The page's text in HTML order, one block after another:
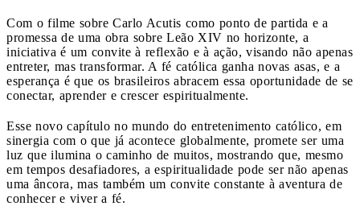
Com o filme sobre Carlo Acutis como ponto de partida e a
promessa de uma obra sobre Leão XIV no horizonte, a
iniciativa é um convite à reflexão e à ação, visando não apenas
entreter, mas transformar. A fé católica ganha novas asas, e a
esperança é que os brasileiros abracem essa oportunidade de se
conectar, aprender e crescer espiritualmente.
Esse novo capítulo no mundo do entretenimento católico, em
sinergia com o que já acontece globalmente, promete ser uma
luz que ilumina o caminho de muitos, mostrando que, mesmo
em tempos desafiadores, a espiritualidade pode ser não apenas
uma âncora, mas também um convite constante à aventura de
conhecer e viver a fé.